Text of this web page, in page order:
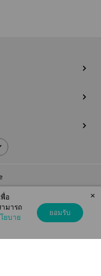
Company Limited
อ
มารถ
ยบาย
ยอมรับ
×